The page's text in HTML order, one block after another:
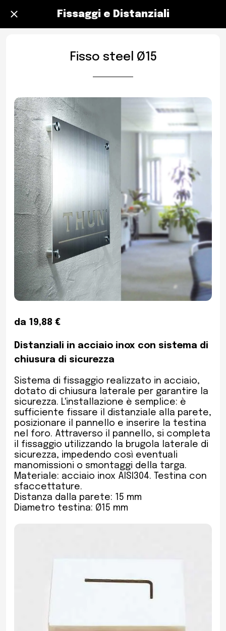
Fissaggi e Distanziali
Fisso steel Ø15
da 19,88 €
Distanziali in acciaio inox con sistema di
chiusura di sicurezza
Sistema di fissaggio realizzato in acciaio,
dotato di chiusura laterale per garantire la
sicurezza. L'installazione è semplice: è
sufficiente fissare il distanziale alla parete,
posizionare il pannello e inserire la testina
nel foro. Attraverso il pannello, si completa
il fissaggio utilizzando la brugola laterale di
sicurezza, impedendo così eventuali
manomissioni o smontaggi della targa.
Materiale: acciaio inox AISI304. Testina con
sfaccettature.
Distanza dalla parete: 15 mm
Diametro testina: Ø15 mm